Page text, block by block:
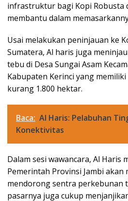
infrastruktur bagi Kopi Robusta
membantu dalam
Usai melakukan peninjauan ke
Sumatera, Al haris juga
tebu di Desa Sungai Asam
Kabupaten Kerinci yang
kurang 1.800 hektar.
Baca: Al Haris: Pelabuhan
Konektivitas
Dalam sesi wawancara, Al Haris
Pemerintah Provinsi Jambi akan
mendorong sentra perkebunan
pasarnya juga cukup